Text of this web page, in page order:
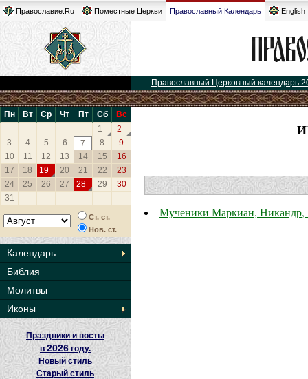
Православие.Ru Поместные Церкви Православный Календарь English
Православный Церковный календарь
Пн Вт Ср Чт Пт Сб
Вс
1
2
3
4 5 6 7 8
9
10
11 12 13 14 15
16
17
18 19 20 21 22
23
24
25 26 27 28 29
30
31
Ст. ст.
Нов. ст.
Календарь
Библия
Молитвы
Иконы
Праздники и посты
в2026 году.
Новый стиль
Старый стиль
Мученики Маркиан,